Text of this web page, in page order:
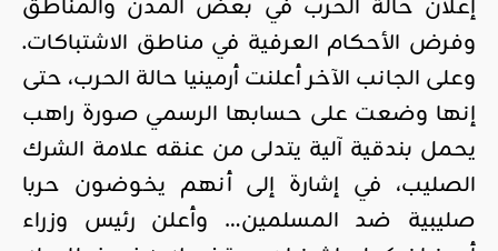
إعلان حالة الحرب في بعض المدن والمناطق
وفرض الأحكام العرفية في مناطق الاشتباكات.
وعلى الجانب الآخر أعلنت أرمينيا حالة الحرب، حتى
إنها وضعت على حسابها الرسمي صورة راهب
يحمل بندقية آلية يتدلى من عنقه علامة الشرك
الصليب، في إشارة إلى أنهم يخوضون حربا
صليبية ضد المسلمين… وأعلن رئيس وزراء